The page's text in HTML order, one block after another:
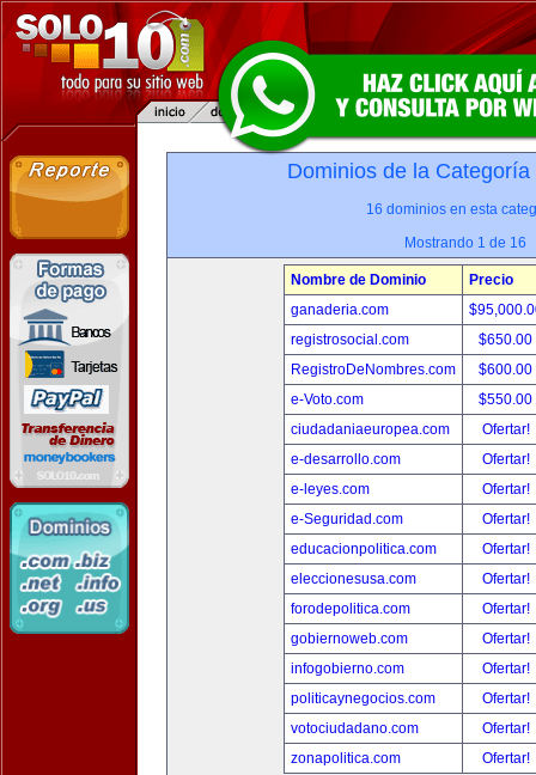
Dominios de la
16 dominios en esta
Mostrando 1 de 16
Nombre de Dominio
Precio
ganaderia.com
registrosocial.com
$650.00
RegistroDeNombres.com
$600.00
e-Voto.com
$550.00
ciudadaniaeuropea.com
Ofertar!
e-desarrollo.com
Ofertar!
e-leyes.com
Ofertar!
e-Seguridad.com
Ofertar!
educacionpolitica.com
Ofertar!
eleccionesusa.com
Ofertar!
forodepolitica.com
Ofertar!
gobiernoweb.com
Ofertar!
infogobierno.com
Ofertar!
politicaynegocios.com
Ofertar!
votociudadano.com
Ofertar!
zonapolitica.com
Ofertar!